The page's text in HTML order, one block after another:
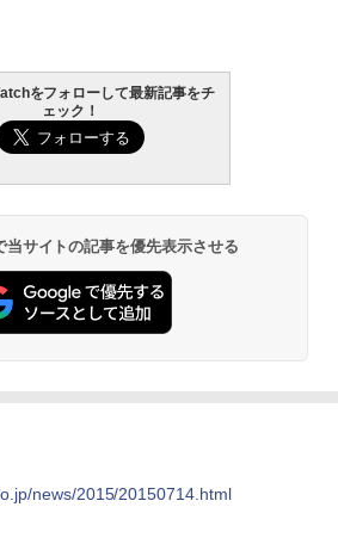
をフォローして最新記事をチ
ェック！
サイトの記事を優先表示させる
news/2015/20150714.html